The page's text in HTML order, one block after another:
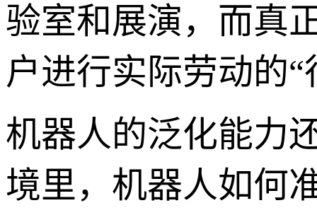
验室和展演，而真
户进行实际劳动的
机器人的泛化能力
境里，机器人如何